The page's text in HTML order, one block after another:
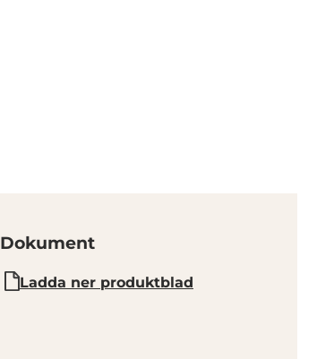
Dokument
Ladda ner produktblad